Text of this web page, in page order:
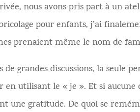
nous avons pris part à un
pour enfants, j’ai
prenaient même le nom de
de grandes discussions, la
en utilisant le « je ». Et si
une gratitude. De quoi se